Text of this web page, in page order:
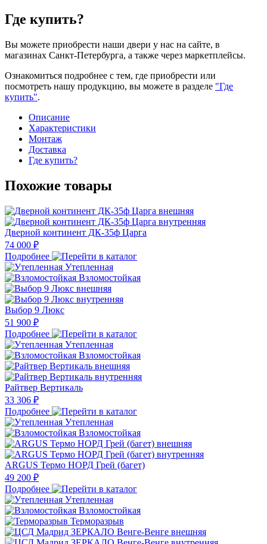
Где купить?
Вы можете приобрести наши двери у нас на сайте, в
магазинах Санкт-Петербурга, а также через маркетплейсы.
Ознакомиться подробнее с тем, где приобрести или
посмотреть нашу продукцию, вы можете в разделе "Где
купить".
Описание
Характеристики
Монтаж
Доставка
Где купить?
Похожие товары
Дверной континент ДК-35ф Царга
74 000 ₽
Подробнее
Утепленная
Взломостойкая
Выбор 9 Люкс
51 900 ₽
Подробнее
Утепленная
Взломостойкая
Райтвер Вертикаль
33 306 ₽
Подробнее
Утепленная
Взломостойкая
ARGUS Термо НОРД Грей (багет)
49 200 ₽
Подробнее
Утепленная
Взломостойкая
Терморазрыв